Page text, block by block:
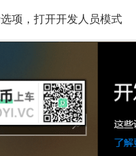
项，打开开发人员模式